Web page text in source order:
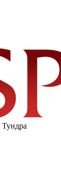
Тундра